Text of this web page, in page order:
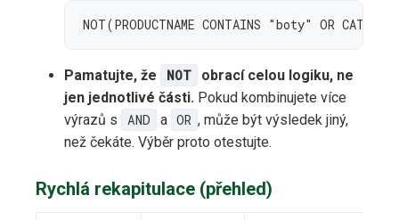
NOT(PRODUCTNAME CONTAINS "boty" OR
Pamatujte, že NOT
obrací celou logiku, ne
jen jednotlivé části. Pokud kombinujete více
výrazů s
AND a OR , může být výsledek jiný,
než čekáte. Výběr proto otestujte.
Rychlá rekapitulace (přehled)